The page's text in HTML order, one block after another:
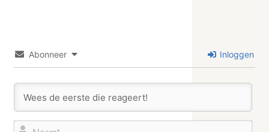
Abonneer Inloggen